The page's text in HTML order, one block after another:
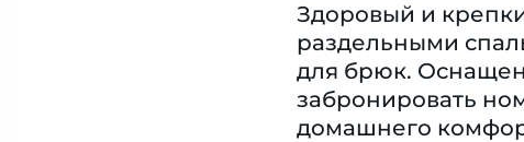
Здоровый и
раздельными
для брюк.
забронировать
домашнего